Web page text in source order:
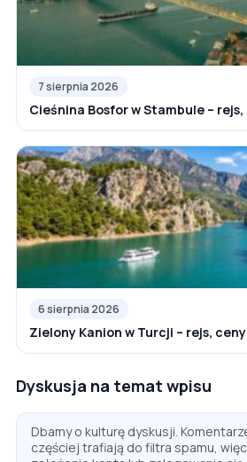
7 sierpnia 2026
Cieśnina Bosfor w Stambule –
6 sierpnia 2026
Zielony Kanion w Turcji – rejs,
Dyskusja na temat wpisu
Dbamy o kulturę dyskusji.
częściej trafiają do filtra spamu,